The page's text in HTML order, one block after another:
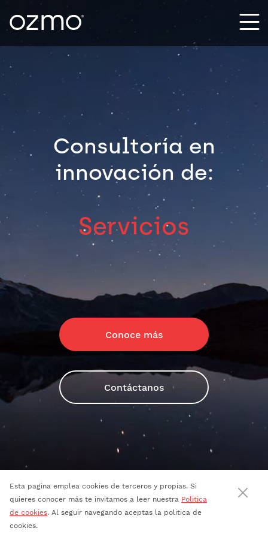
Esta pagina emplea cookies de terceros y propias. Si
quieres conocer más te invitamos a leer nuestra Politica
de cookies. Al seguir navegando aceptas la politica de
cookies.
Consultoría en
innovación de:
Servicios
Conoce más
Contáctanos